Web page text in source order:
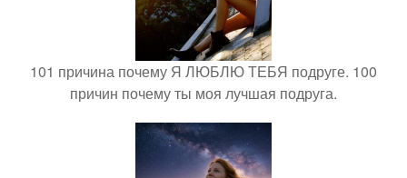
101 причина почему Я ЛЮБЛЮ ТЕБЯ подруге. 100
причин почему ты моя лучшая подруга.